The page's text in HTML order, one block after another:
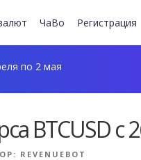
ЧаВо Регистрация
по 2 мая
BTCUSD с
REVENUEBOT